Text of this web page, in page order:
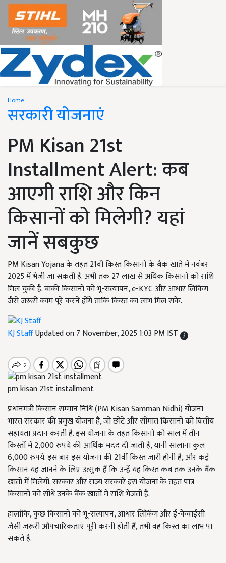
Home
सरकारी योजनाएं
PM Kisan 21st
Installment Alert: कब
आएगी राशि और किन
किसानों को मिलेगी? यहां
जानें सबकुछ
PM Kisan Yojana के तहत 21वीं किस्त किसानों के बैंक खाते में नवंबर
2025 में भेजी जा सकती है. अभी तक 27 लाख से अधिक किसानों को राशि
मिल चुकी है. बाकी किसानों को भू-सत्यापन, e-KYC और आधार लिंकिंग
जैसे जरूरी काम पूरे करने होंगे ताकि किस्त का लाभ मिल सके.
KJ StaffUpdated on 7 November, 2025 1:03 PM IST
pm kisan 21st installment
प्रधानमंत्री किसान सम्मान निधि (PM Kisan Samman Nidhi) योजना
भारत सरकार की प्रमुख योजना है, जो छोटे और सीमांत किसानों को वित्तीय
सहायता प्रदान करती है. इस योजना के तहत किसानों को साल में तीन
किस्तों में 2,000 रुपये की आर्थिक मदद दी जाती है, यानी सालाना कुल
6,000 रुपये. इस बार इस योजना की 21वीं किस्त जारी होनी है, और कई
किसान यह जानने के लिए उत्सुक हैं कि उन्हें यह किस्त कब तक उनके बैंक
खातों में मिलेगी. सरकार और राज्य सरकारें इस योजना के तहत पात्र
किसानों को सीधे उनके बैंक खातों में राशि भेजती हैं.
हालांकि, कुछ किसानों को भू-सत्यापन, आधार लिंकिंग और ई-केवाईसी
जैसी जरूरी औपचारिकताएं पूरी करनी होती हैं, तभी वह किस्त का लाभ पा
सकते हैं.